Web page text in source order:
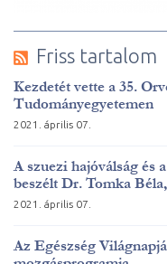
Friss tartalom
Kezdetét vette a 35.
Tudományegyetemen
2021. április 07.
A szuezi hajóválság és
beszélt Dr. Tomka
2021. április 07.
Az Egészség